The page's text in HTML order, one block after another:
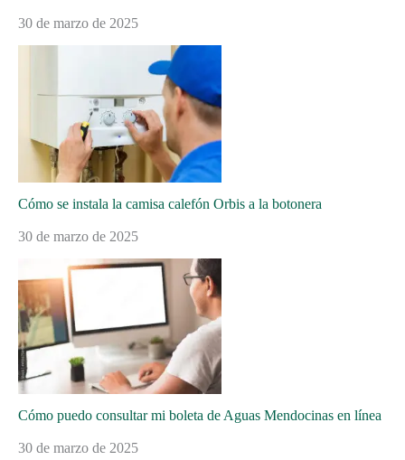
30 de marzo de 2025
Cómo se instala la camisa calefón Orbis a la botonera
30 de marzo de 2025
Cómo puedo consultar mi boleta de Aguas Mendocinas en línea
30 de marzo de 2025